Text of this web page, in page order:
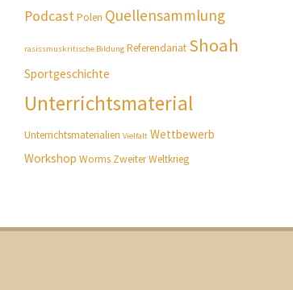
PodcastPolen Quellensammlung
rasissmuskritische Bildung Referendariat Shoah
Sportgeschichte
Unterrichtsmaterial
Unterrichtsmaterialien Vielfalt Wettbewerb
Workshop Worms Zweiter Weltkrieg